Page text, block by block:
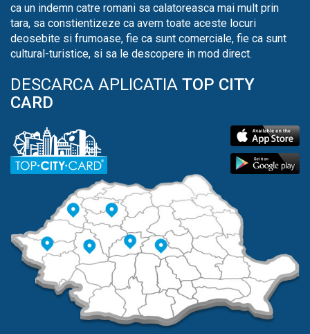
ca un indemn catre romani sa calatoreasca mai mult prin
tara, sa constientizeze ca avem toate aceste locuri
deosebite si frumoase, fie ca sunt comerciale, fie ca sunt
cultural-turistice, si sa le descopere in mod direct.
DESCARCA APLICATIA TOP CITY
CARD